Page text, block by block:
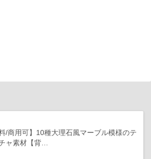
料/商用可】10種大理石風マーブル模様のテ
ャ素材【背…